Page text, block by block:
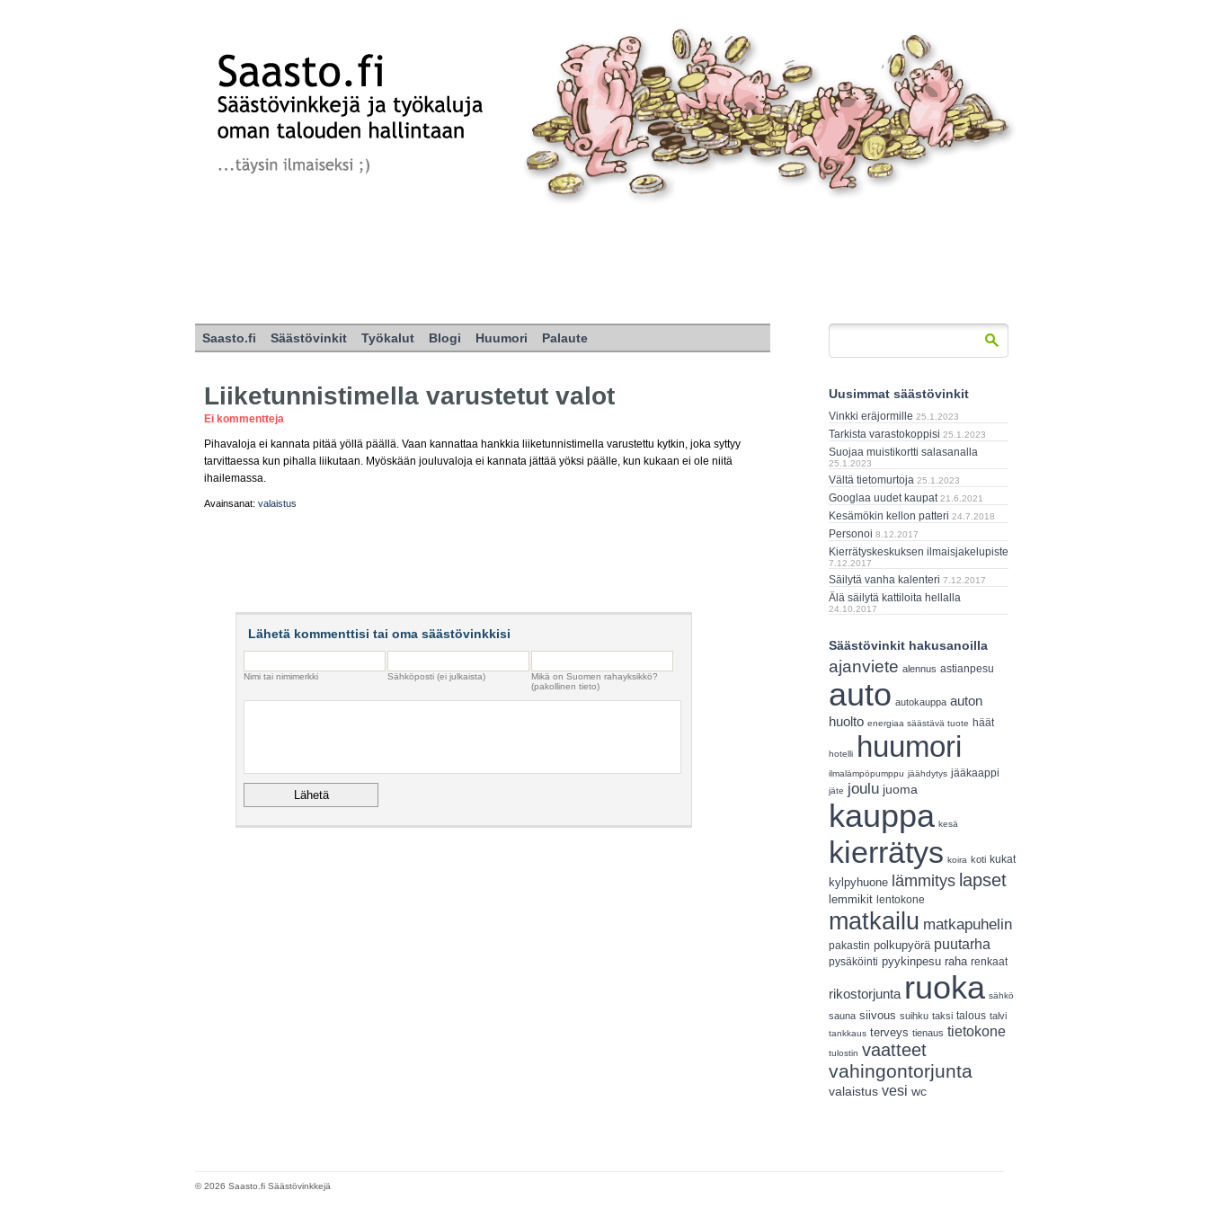
Saasto.fi Säästövinkit Työkalut Blogi Huumori Palaute
Liiketunnistimella varustetut valot
Ei kommentteja
Pihavaloja ei kannata pitää yöllä päällä. Vaan kannattaa hankkia liiketunnistimella varustettu kytkin, joka syttyy
tarvittaessa kun pihalla liikutaan. Myöskään jouluvaloja ei kannata jättää yöksi päälle, kun kukaan ei ole niitä
ihailemassa.
Avainsanat: valaistus
Lähetä kommenttisi tai oma säästövinkkisi
Nimi tai nimimerkki Sähköposti (ei julkaista)
Mikä on Suomen rahayksikkö?
(pakollinen tieto)
Uusimmat säästövinkit
Vinkki eräjormille 25.1.2023
Tarkista varastokoppisi 25.1.2023
Suojaa muistikortti salasanalla
25.1.2023
Vältä tietomurtoja 25.1.2023
Googlaa uudet kaupat 21.6.2021
Kesämökin kellon patteri 24.7.2018
Personoi 8.12.2017
Kierrätyskeskuksen ilmaisjakelupiste
7.12.2017
Säilytä vanha kalenteri 7.12.2017
Älä säilytä kattiloita hellalla
24.10.2017
Säästövinkit hakusanoilla
ajanviete alennus astianpesu
auto autokauppa auton
huolto energiaa säästävä tuote häät
hotelli huumori
ilmalämpöpumppu jäähdytys jääkaappi
jäte joulu juoma
kauppa kesä
kierrätys koira koti kukat
kylpyhuone lämmitys lapset
lemmikit lentokone
matkailu matkapuhelin
pakastin polkupyörä puutarha
pysäköinti pyykinpesu raha renkaat
rikostorjunta ruoka sähkö
sauna siivous suihku taksi talous talvi
tankkaus terveys tienaus tietokone
tulostin vaatteet
vahingontorjunta
valaistus vesi wc
© 2026 Saasto.fi Säästövinkkejä